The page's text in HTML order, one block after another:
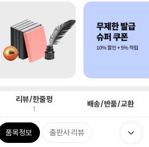
리뷰/한줄평
1 배송/반품/교환
품목정보 출판사 리뷰